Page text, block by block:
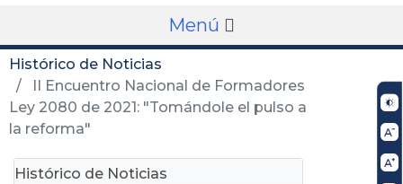
Menú
Histórico de Noticias
II Encuentro Nacional de Formadores
Ley 2080 de 2021: "Tomándole el pulso a
la reforma"
Histórico de Noticias